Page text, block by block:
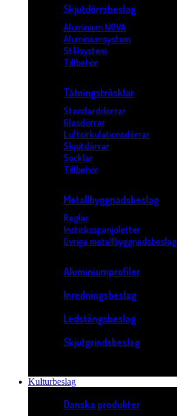
Skjutdörrsbeslag
Aluminium NOVA
Aluminiumsystem
Stålsystem
Tillbehör
Tätningströsklar
Standarddörrar
Glasdörrar
Luftcirkulationsdörrar
Skjutdörrar
Socklar
Tillbehör
Metallbyggnadsbeslag
Reglar
Insticksspanjoletter
Övriga metallbyggnadsbeslag
Aluminiumprofiler
Inredningsbeslag
Ledstångsbeslag
Skjutgrindsbeslag
Kulturbeslag
Danska produkter